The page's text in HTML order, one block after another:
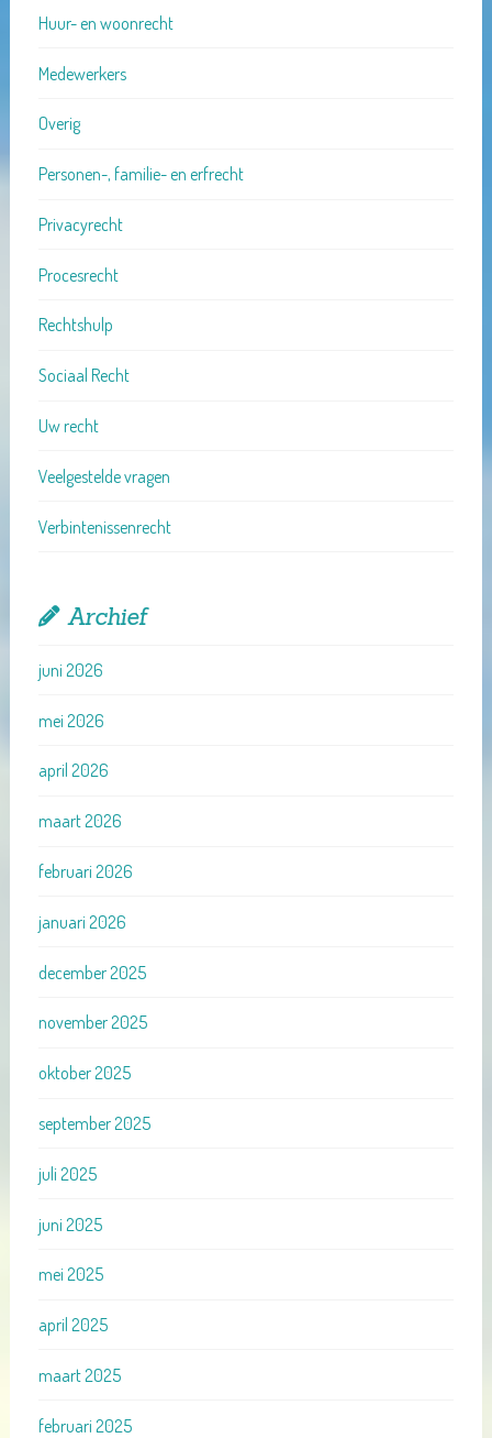
Huur- en woonrecht
Medewerkers
Overig
Personen-, familie- en erfrecht
Privacyrecht
Procesrecht
Rechtshulp
Sociaal Recht
Uw recht
Veelgestelde vragen
Verbintenissenrecht
Archief
juni 2026
mei 2026
april 2026
maart 2026
februari 2026
januari 2026
december 2025
november 2025
oktober 2025
september 2025
juli 2025
juni 2025
mei 2025
april 2025
maart 2025
februari 2025